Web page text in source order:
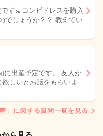
す🚼 コンビドレスを購入
でしょうか？？ 教えてい
に出産予定です。 友人か
しいとお話をもらいま
産」に関する質問一覧を見る